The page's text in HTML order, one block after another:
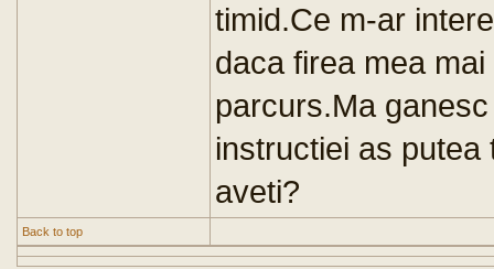
timid.Ce m-ar
daca firea mea
parcurs.Ma
instructiei as
aveti?
Back to top